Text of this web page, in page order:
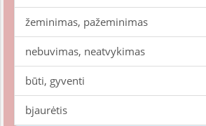
žeminimas, pažeminimas
nebuvimas, neatvykimas
būti, gyventi
bjaurėtis